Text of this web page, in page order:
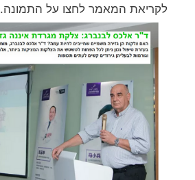
לקריאת המאמר לחצו על התמונה.